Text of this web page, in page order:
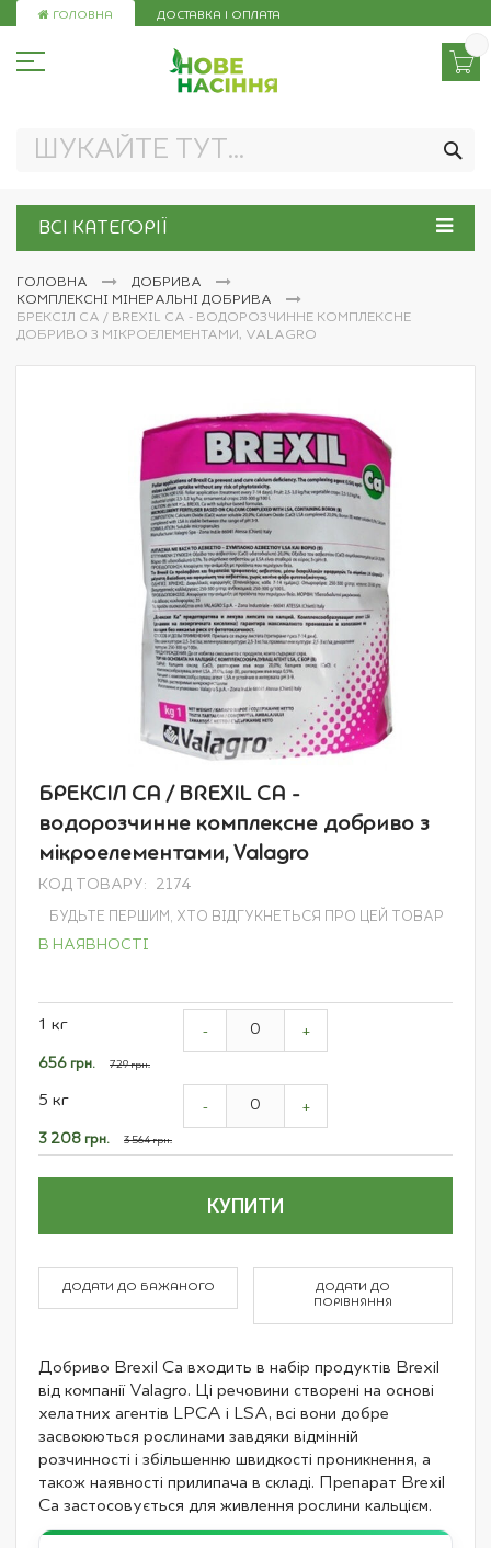
Skip
ГОЛОВНА ДОСТАВКА І ОПЛАТА
ВСІ КАТЕГОРІЇ
ГОЛОВНА
ДОБРИВА
КОМПЛЕКСНІ МІНЕРАЛЬНІ ДОБРИВА
БРЕКСІЛ CA / BREXIL CA - ВОДОРОЗЧИННЕ КОМПЛЕКСНЕ
ДОБРИВО З МІКРОЕЛЕМЕНТАМИ, VALAGRO
Перейти
початку
галереї
зображень
БРЕКСІЛ CA / BREXIL CA -
водорозчинне комплексне добриво з
мікроелементами, Valagro
КОД ТОВАРУ 2174
БУДЬТЕ ПЕРШИМ, ХТО ВІДГУКНЕТЬСЯ ПРО ЦЕЙ ТОВАР
В НАЯВНОСТІ
product
1 кг
Спеціальна
656 грн. 729 грн.
- +
5 кг
Спеціальна
ціна
3 208 грн. 3 564 грн.
- +
КУПИТИ
ДОДАТИ ДО БАЖАНОГО
ДОДАТИ ДО
ПОРІВНЯННЯ
Добриво Brexil Ca входить в набір продуктів Brexil
від компанії Valagro. Ці речовини створені на основі
хелатних агентів LPCA і LSA, всі вони добре
засвоюються рослинами завдяки відмінній
розчинності і збільшенню швидкості проникнення, а
також наявності прилипача в складі. Препарат Brexil
Ca застосовується для живлення рослини кальцієм.